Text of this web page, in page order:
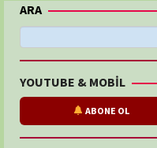
ARA
YOUTUBE & MOBİL
ABONE OL